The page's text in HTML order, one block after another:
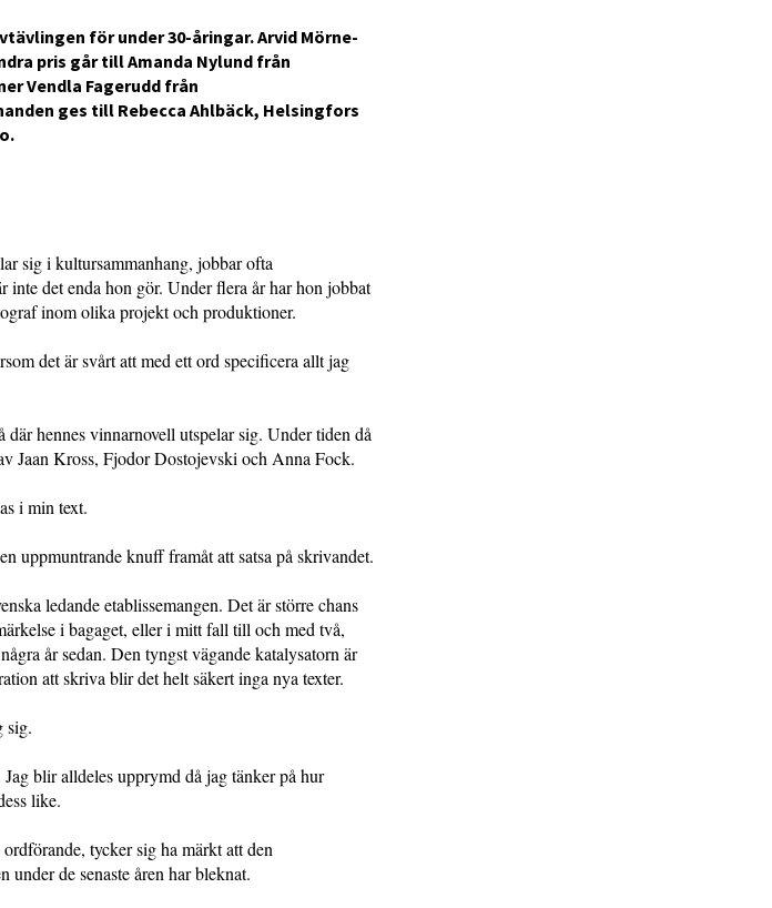
för under 30-åringar. Arvid Mörne-
pris går till Amanda Nylund från
Vendla Fagerudd från
ges till Rebecca Ahlbäck, Helsingfors
sig i kultursammanhang, jobbar ofta
det enda hon gör. Under flera år har hon jobbat
inom olika projekt och produktioner.
det är svårt att med ett ord specificera allt jag
hennes vinnarnovell utspelar sig. Under tiden då
Jaan Kross, Fjodor Dostojevski och Anna Fock.
i min text.
uppmuntrande knuff framåt att satsa på skrivandet.
ledande etablissemangen. Det är större chans
i bagaget, eller i mitt fall till och med två,
år sedan. Den tyngst vägande katalysatorn är
att skriva blir det helt säkert inga nya texter.
sig.
blir alldeles upprymd då jag tänker på hur
like.
tycker sig ha märkt att den
under de senaste åren har bleknat.